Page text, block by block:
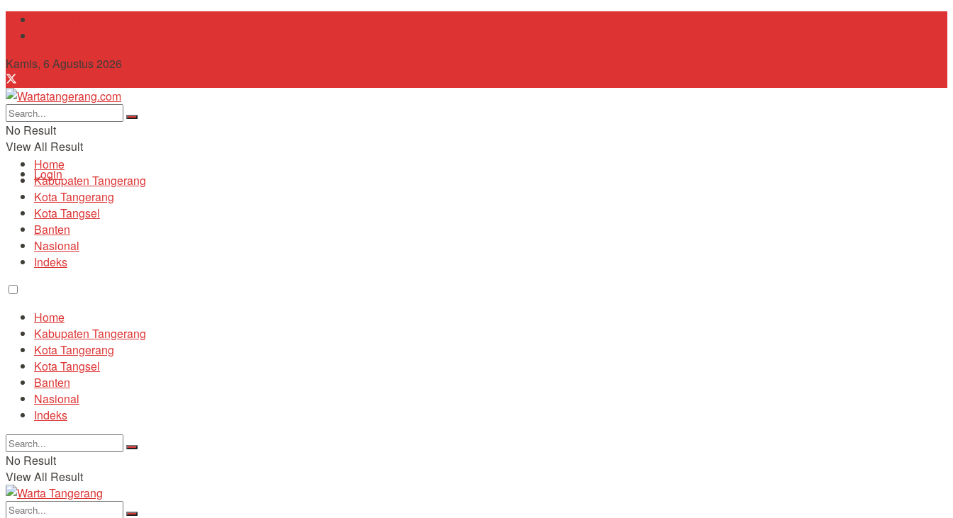
Kamis, 6 Agustus 2026
No Result
View All Result
Login
Home
Kabupaten Tangerang
Kota Tangerang
Kota Tangsel
Banten
Nasional
Indeks
Home
Kabupaten Tangerang
Kota Tangerang
Kota Tangsel
Banten
Nasional
Indeks
No Result
View All Result